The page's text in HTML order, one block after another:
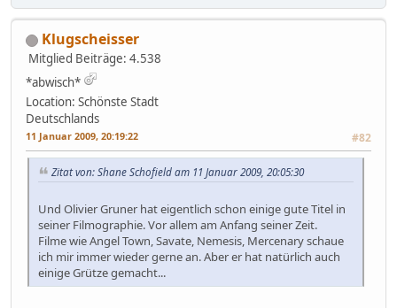
Klugscheisser
Mitglied Beiträge: 4.538
*abwisch*
Location: Schönste Stadt
Deutschlands
11 Januar 2009, 20:19:22 #82
Zitat von: Shane Schofield am 11 Januar 2009, 20:05:30
Und Olivier Gruner hat eigentlich schon einige gute Titel in
seiner Filmographie. Vor allem am Anfang seiner Zeit.
Filme wie Angel Town, Savate, Nemesis, Mercenary schaue
ich mir immer wieder gerne an. Aber er hat natürlich auch
einige Grütze gemacht...